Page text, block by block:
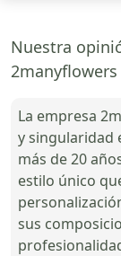
Nuestra
2manyflowers
La empresa
y singularidad
más de 20
estilo único
sus